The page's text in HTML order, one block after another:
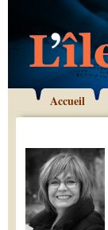
Accueil